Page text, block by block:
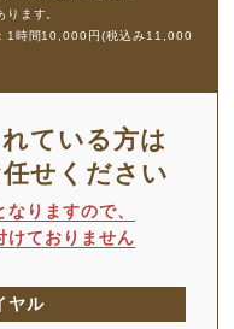
ます。
1時間10,000円(税込み11,000
ている方は
せください
りますので、
けておりません
ヤル